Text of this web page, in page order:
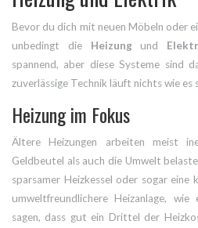
Bevor du dich mit neuen Möbeln oder
unbedingt die Heizung und
spannend, aber diese Systeme sind
zuverlässige Technik läuft nichts wie es
Heizung im Fokus
Ältere Heizungen arbeiten meist
Geldbeutel als auch die Umwelt
sparsamer Heizkessel oder sogar
umweltfreundlichere Heizanlage, wie
sagen, dass gut ein Drittel der